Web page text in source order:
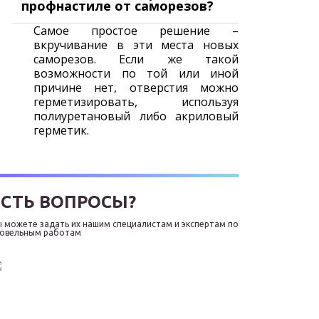
профнастиле от саморезов?
Самое простое решение –
вкручивание в эти места новых
саморезов. Если же такой
возможности по той или иной
причине нет, отверстия можно
герметизировать, используя
полиуретановый либо акриловый
герметик.
ВОПРОСЫ?
можете задать их нашим специалистам и экспертам по
работам